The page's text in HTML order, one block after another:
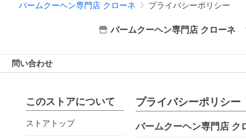
バームクーヘン専門店 クローネ プライバシーポリシー
バームクーヘン専門店 クローネ
問い合わせ
このストアについて
ストアトップ
プライバシーポリシー
バームクーヘン専門店 ク